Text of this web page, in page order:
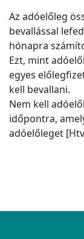
Az adóelőleg
bevallással
hónapra
Ezt, mint
egyes
kell bevallani.
Nem kell
időpontra,
adóelőleget